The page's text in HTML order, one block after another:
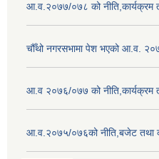
आ.व.२०७७/०७८ को नीति,कार्यक्रम
चौँथो नगरसभामा पेश भएको आ.व.
आ.व २०७६/०७७ को नीति,कार्यक्रम
आ.व.२०७५/०७६को नीति,बजेट तथा